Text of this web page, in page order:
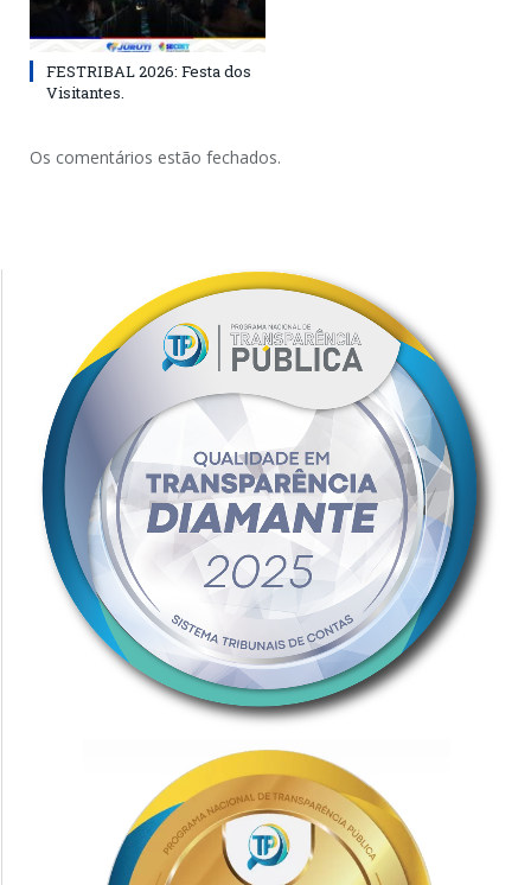
FESTRIBAL 2026: Festa dos
Visitantes.
Os comentários estão fechados.